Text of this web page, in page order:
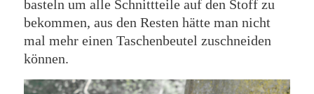
basteln um alle Schnittteile auf den Stoff zu
bekommen, aus den Resten hätte man nicht
mal mehr einen Taschenbeutel zuschneiden
können.